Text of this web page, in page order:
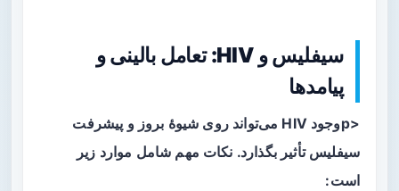
سیفلیس و HIV: تعامل بالینی و
پیامدها
<pوجود HIV می‌تواند روی شیوهٔ بروز و پیشرفت
سیفلیس تأثیر بگذارد. نکات مهم شامل موارد زیر
است: